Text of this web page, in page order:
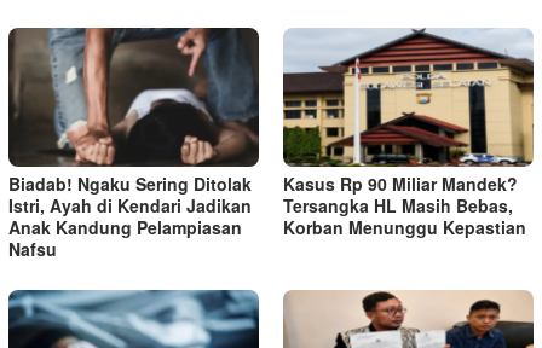
Biadab! Ngaku Sering Ditolak
Istri, Ayah di Kendari Jadikan
Anak Kandung Pelampiasan
Nafsu
Kasus Rp 90 Miliar Mandek?
Tersangka HL Masih Bebas,
Korban Menunggu Kepastian